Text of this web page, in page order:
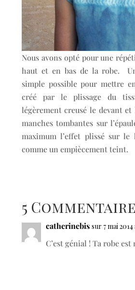
Nous avons opté pour une
haut et en bas de la robe.
simple possible pour mettre
créé par le plissage du
légèrement creusé le devant et
manches tombantes sur
maximum l’effet plissé sur
comme un empiècement teint.
5
catherinebis sur 7 mai 2014
C’est génial ! Ta robe